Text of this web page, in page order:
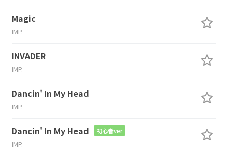
Magic
IMP.
INVADER
IMP.
Dancin' In My Head
IMP.
Dancin' In My Head 初心者ver
IMP.